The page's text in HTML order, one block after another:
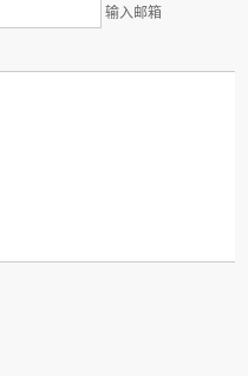
输入邮箱